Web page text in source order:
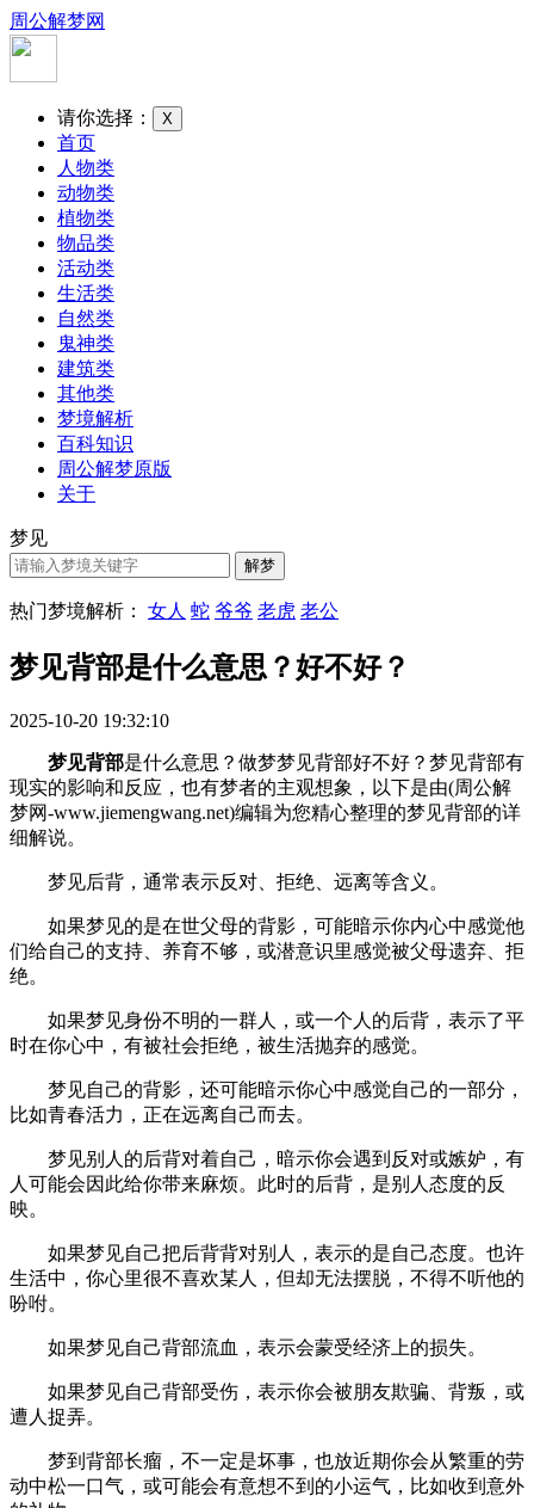
周公解梦网
请你选择： X
首页
人物类
动物类
植物类
物品类
活动类
生活类
自然类
鬼神类
建筑类
其他类
梦境解析
百科知识
周公解梦原版
关于
梦见
热门梦境解析： 女人 蛇 爷爷 老虎 老公
梦见背部是什么意思？好不好？
2025-10-20 19:32:10
梦见背部是什么意思？做梦梦见背部好不好？梦见背部有
现实的影响和反应，也有梦者的主观想象，以下是由(周公解
梦网-www.jiemengwang.net)编辑为您精心整理的梦见背部的详
细解说。
梦见后背，通常表示反对、拒绝、远离等含义。
如果梦见的是在世父母的背影，可能暗示你内心中感觉他
们给自己的支持、养育不够，或潜意识里感觉被父母遗弃、拒
绝。
如果梦见身份不明的一群人，或一个人的后背，表示了平
时在你心中，有被社会拒绝，被生活抛弃的感觉。
梦见自己的背影，还可能暗示你心中感觉自己的一部分，
比如青春活力，正在远离自己而去。
梦见别人的后背对着自己，暗示你会遇到反对或嫉妒，有
人可能会因此给你带来麻烦。此时的后背，是别人态度的反
映。
如果梦见自己把后背背对别人，表示的是自己态度。也许
生活中，你心里很不喜欢某人，但却无法摆脱，不得不听他的
吩咐。
如果梦见自己背部流血，表示会蒙受经济上的损失。
如果梦见自己背部受伤，表示你会被朋友欺骗、背叛，或
遭人捉弄。
梦到背部长瘤，不一定是坏事，也放近期你会从繁重的劳
动中松一口气，或可能会有意想不到的小运气，比如收到意外